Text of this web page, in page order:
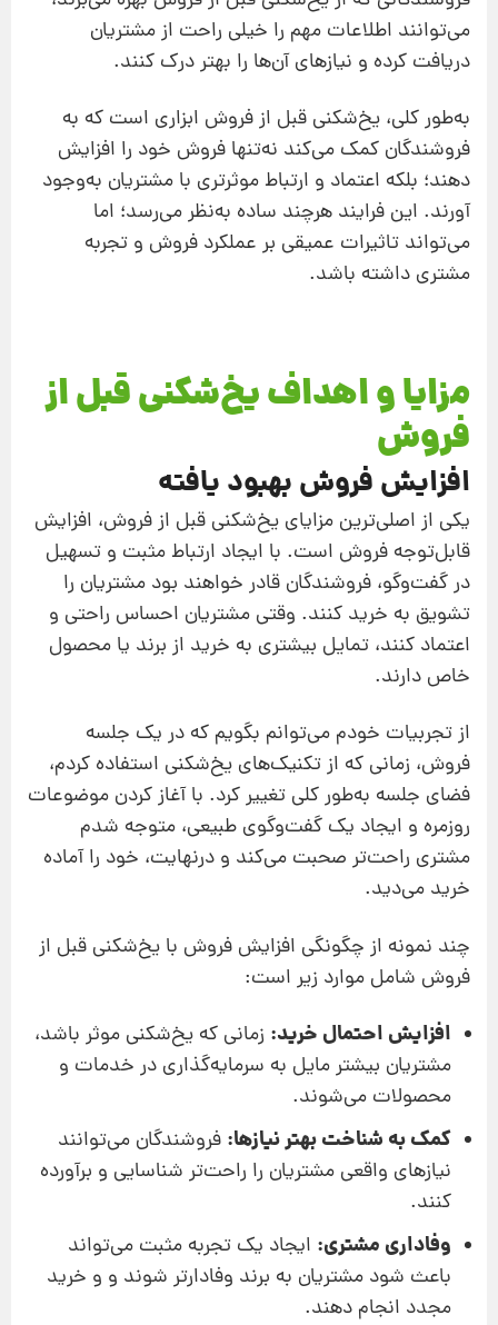
می‌توانند اطلاعات مهم را خیلی راحت از مشتریان
دریافت کرده و نیازهای آن‌ها را بهتر درک کنند.
به‌طور کلی، یخ‌شکنی قبل از فروش ابزاری است که به
فروشندگان کمک می‌کند نه‌تنها فروش خود را افزایش
دهند؛ بلکه اعتماد و ارتباط موثرتری با مشتریان به‌وجود
آورند. این فرایند هرچند ساده به‌نظر می‌رسد؛ اما
می‌تواند تاثیرات عمیقی بر عملکرد فروش و تجربه
مشتری داشته باشد.
مزایا و اهداف یخ‌شکنی قبل از
فروش
افزایش فروش بهبود یافته
یکی از اصلی‌ترین مزایای یخ‌شکنی قبل از فروش، افزایش
قابل‌توجه فروش است. با ایجاد ارتباط مثبت و تسهیل
در گفت‌وگو، فروشندگان قادر خواهند بود مشتریان را
تشویق به خرید کنند. وقتی مشتریان احساس راحتی و
اعتماد کنند، تمایل بیشتری به خرید از برند یا محصول
خاص دارند.
از تجربیات خودم می‌توانم بگویم که در یک جلسه
فروش، زمانی که از تکنیک‌های یخ‌شکنی استفاده کردم،
فضای جلسه به‌طور کلی تغییر کرد. با آغاز کردن موضوعات
روزمره و ایجاد یک گفت‌وگوی طبیعی، متوجه شدم
مشتری راحت‌تر صحبت می‌کند و درنهایت، خود را آماده
خرید می‌دید.
چند نمونه از چگونگی افزایش فروش با یخ‌شکنی قبل از
فروش شامل موارد زیر است:
افزایش احتمال خرید: زمانی که یخ‌شکنی موثر باشد،
مشتریان بیشتر مایل به سرمایه‌گذاری در خدمات و
محصولات می‌شوند.
کمک به شناخت بهتر نیازها: فروشندگان می‌توانند
نیازهای واقعی مشتریان را راحت‌تر شناسایی و برآورده
کنند.
وفاداری مشتری: ایجاد یک تجربه مثبت می‌تواند
باعث شود مشتریان به برند وفادارتر شوند و و خرید
مجدد انجام دهند.